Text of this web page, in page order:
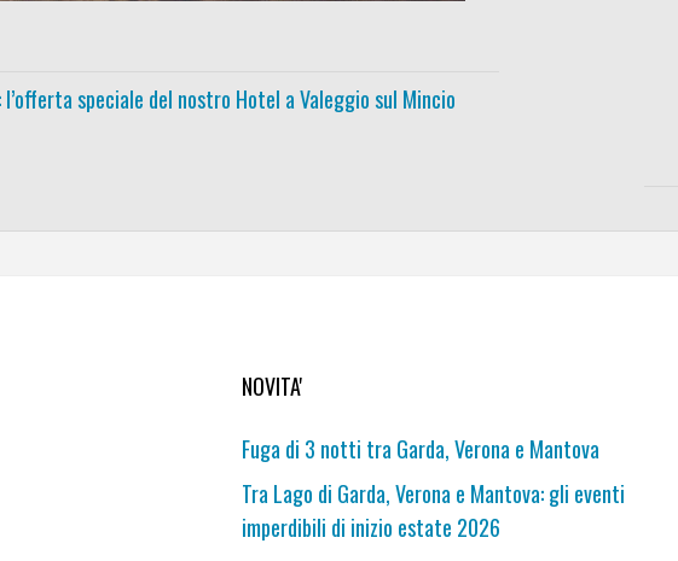
speciale del nostro Hotel a Valeggio sul Mincio
NOVITA'
Fuga di 3 notti tra Garda, Verona e Mantova
Tra Lago di Garda, Verona e Mantova: gli eventi
imperdibili di inizio estate 2026